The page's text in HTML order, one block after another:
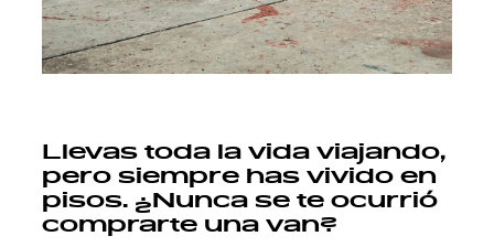
Llevas toda la vida viajando,
pero siempre has vivido en
pisos. ¿Nunca se te ocurrió
comprarte una van?